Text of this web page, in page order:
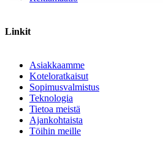
Linkit
Asiakkaamme
Koteloratkaisut
Sopimusvalmistus
Teknologia
Tietoa meistä
Ajankohtaista
Töihin meille